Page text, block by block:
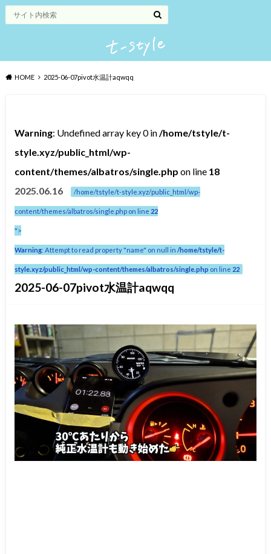
HOME 2025-06-07pivot水温計aqwqq
Warning: Undefined array key 0 in/home/tstyle/t-
style.xyz/public_html/wp-
content/themes/albatros/single.php on line 18
2025.06.16
/home/tstyle/t-style.xyz/public_html/wp-
content/themes/albatros/single.php on line 22
">
Warning: Attempt to read property "name" on null in/home/tstyle/t-
style.xyz/public_html/wp-content/themes/albatros/single.php on line 22
2025-06-07pivot水温計aqwqq